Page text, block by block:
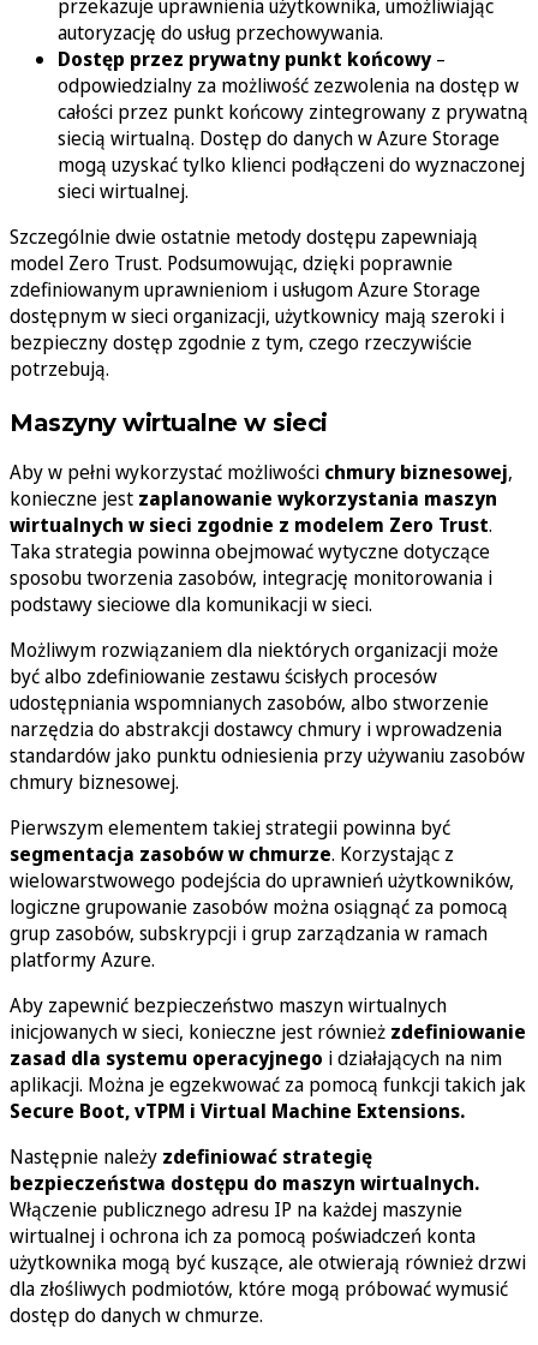
przekazuje uprawnienia użytkownika, umożliwiając
autoryzację do usług przechowywania.
Dostęp przez prywatny punkt końcowy –
odpowiedzialny za możliwość zezwolenia na dostęp w
całości przez punkt końcowy zintegrowany z prywatną
siecią wirtualną. Dostęp do danych w Azure Storage
mogą uzyskać tylko klienci podłączeni do wyznaczonej
sieci wirtualnej.
Szczególnie dwie ostatnie metody dostępu zapewniają
model Zero Trust. Podsumowując, dzięki poprawnie
zdefiniowanym uprawnieniom i usługom Azure Storage
dostępnym w sieci organizacji, użytkownicy mają szeroki i
bezpieczny dostęp zgodnie z tym, czego rzeczywiście
potrzebują.
Maszyny wirtualne w sieci
Aby w pełni wykorzystać możliwości chmury biznesowej,
konieczne jest zaplanowanie wykorzystania maszyn
wirtualnych w sieci zgodnie z modelem Zero Trust.
Taka strategia powinna obejmować wytyczne dotyczące
sposobu tworzenia zasobów, integrację monitorowania i
podstawy sieciowe dla komunikacji w sieci.
Możliwym rozwiązaniem dla niektórych organizacji może
być albo zdefiniowanie zestawu ścisłych procesów
udostępniania wspomnianych zasobów, albo stworzenie
narzędzia do abstrakcji dostawcy chmury i wprowadzenia
standardów jako punktu odniesienia przy używaniu zasobów
chmury biznesowej.
Pierwszym elementem takiej strategii powinna być
segmentacja zasobów w chmurze. Korzystając z
wielowarstwowego podejścia do uprawnień użytkowników,
logiczne grupowanie zasobów można osiągnąć za pomocą
grup zasobów, subskrypcji i grup zarządzania w ramach
platformy Azure.
Aby zapewnić bezpieczeństwo maszyn wirtualnych
inicjowanych w sieci, konieczne jest również zdefiniowanie
zasad dla systemu operacyjnego i działających na nim
aplikacji. Można je egzekwować za pomocą funkcji takich jak
Secure Boot, vTPM i Virtual Machine Extensions.
Następnie należy zdefiniować strategię
bezpieczeństwa dostępu do maszyn wirtualnych.
Włączenie publicznego adresu IP na każdej maszynie
wirtualnej i ochrona ich za pomocą poświadczeń konta
użytkownika mogą być kuszące, ale otwierają również drzwi
dla złośliwych podmiotów, które mogą próbować wymusić
dostęp do danych w chmurze.